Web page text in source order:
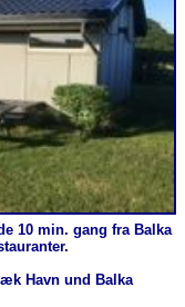
10 min. gang fra Balka
Havn und Balka